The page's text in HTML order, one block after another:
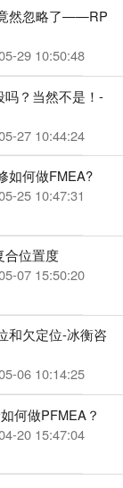
然忽略了——RP
29 10:50:48
吗？当然不是！-
27 10:44:24
如何做FMEA?
25 10:47:31
合位置度
07 15:50:20
和欠定位-冰衡咨
06 10:14:25
何做PFMEA？
20 15:47:04